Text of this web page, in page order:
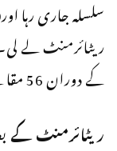
کے دوران 56 مقابلے جیتے اور 37 میںناک آوٹ سکور کیا ۔
ریٹائرمنٹ کے